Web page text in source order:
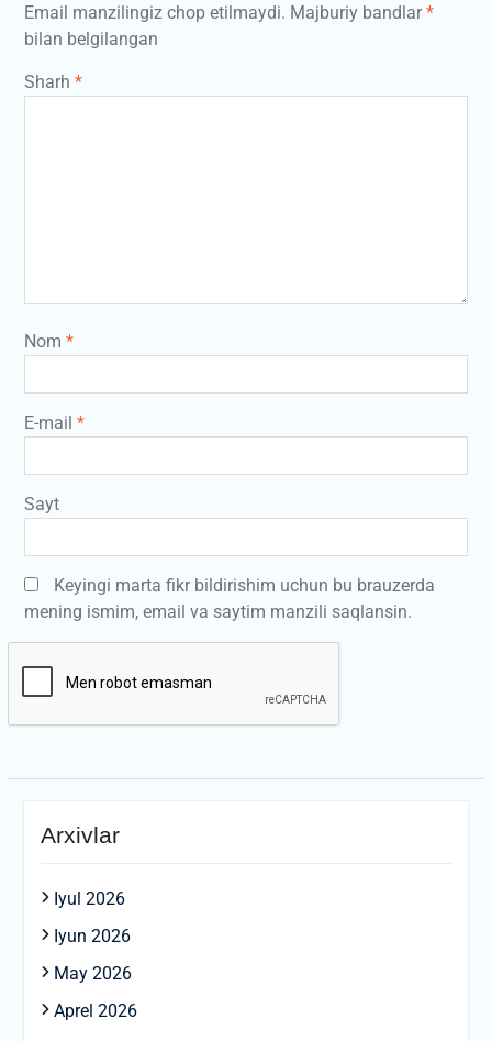
Email manzilingiz chop etilmaydi. Majburiy bandlar*
bilan belgilangan
Sharh *
Nom *
E-mail *
Sayt
Keyingi marta fikr bildirishim uchun bu brauzerda
mening ismim, email va saytim manzili saqlansin.
Arxivlar
Iyul 2026
Iyun 2026
May 2026
Aprel 2026